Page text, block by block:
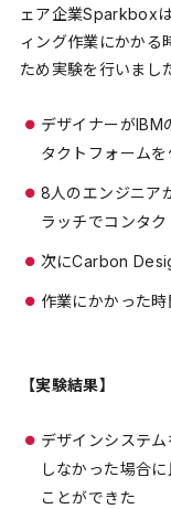
ェア企業Sparkbox
ィング作業にかかる
ため実験を行いまし
デザイナーが
タクトフォームを
8人のエンジニア
ラッチでコンタ
次にCarbon
作業にかかった時
【実験結果】
デザインシステ
しなかった場合に
ことができた